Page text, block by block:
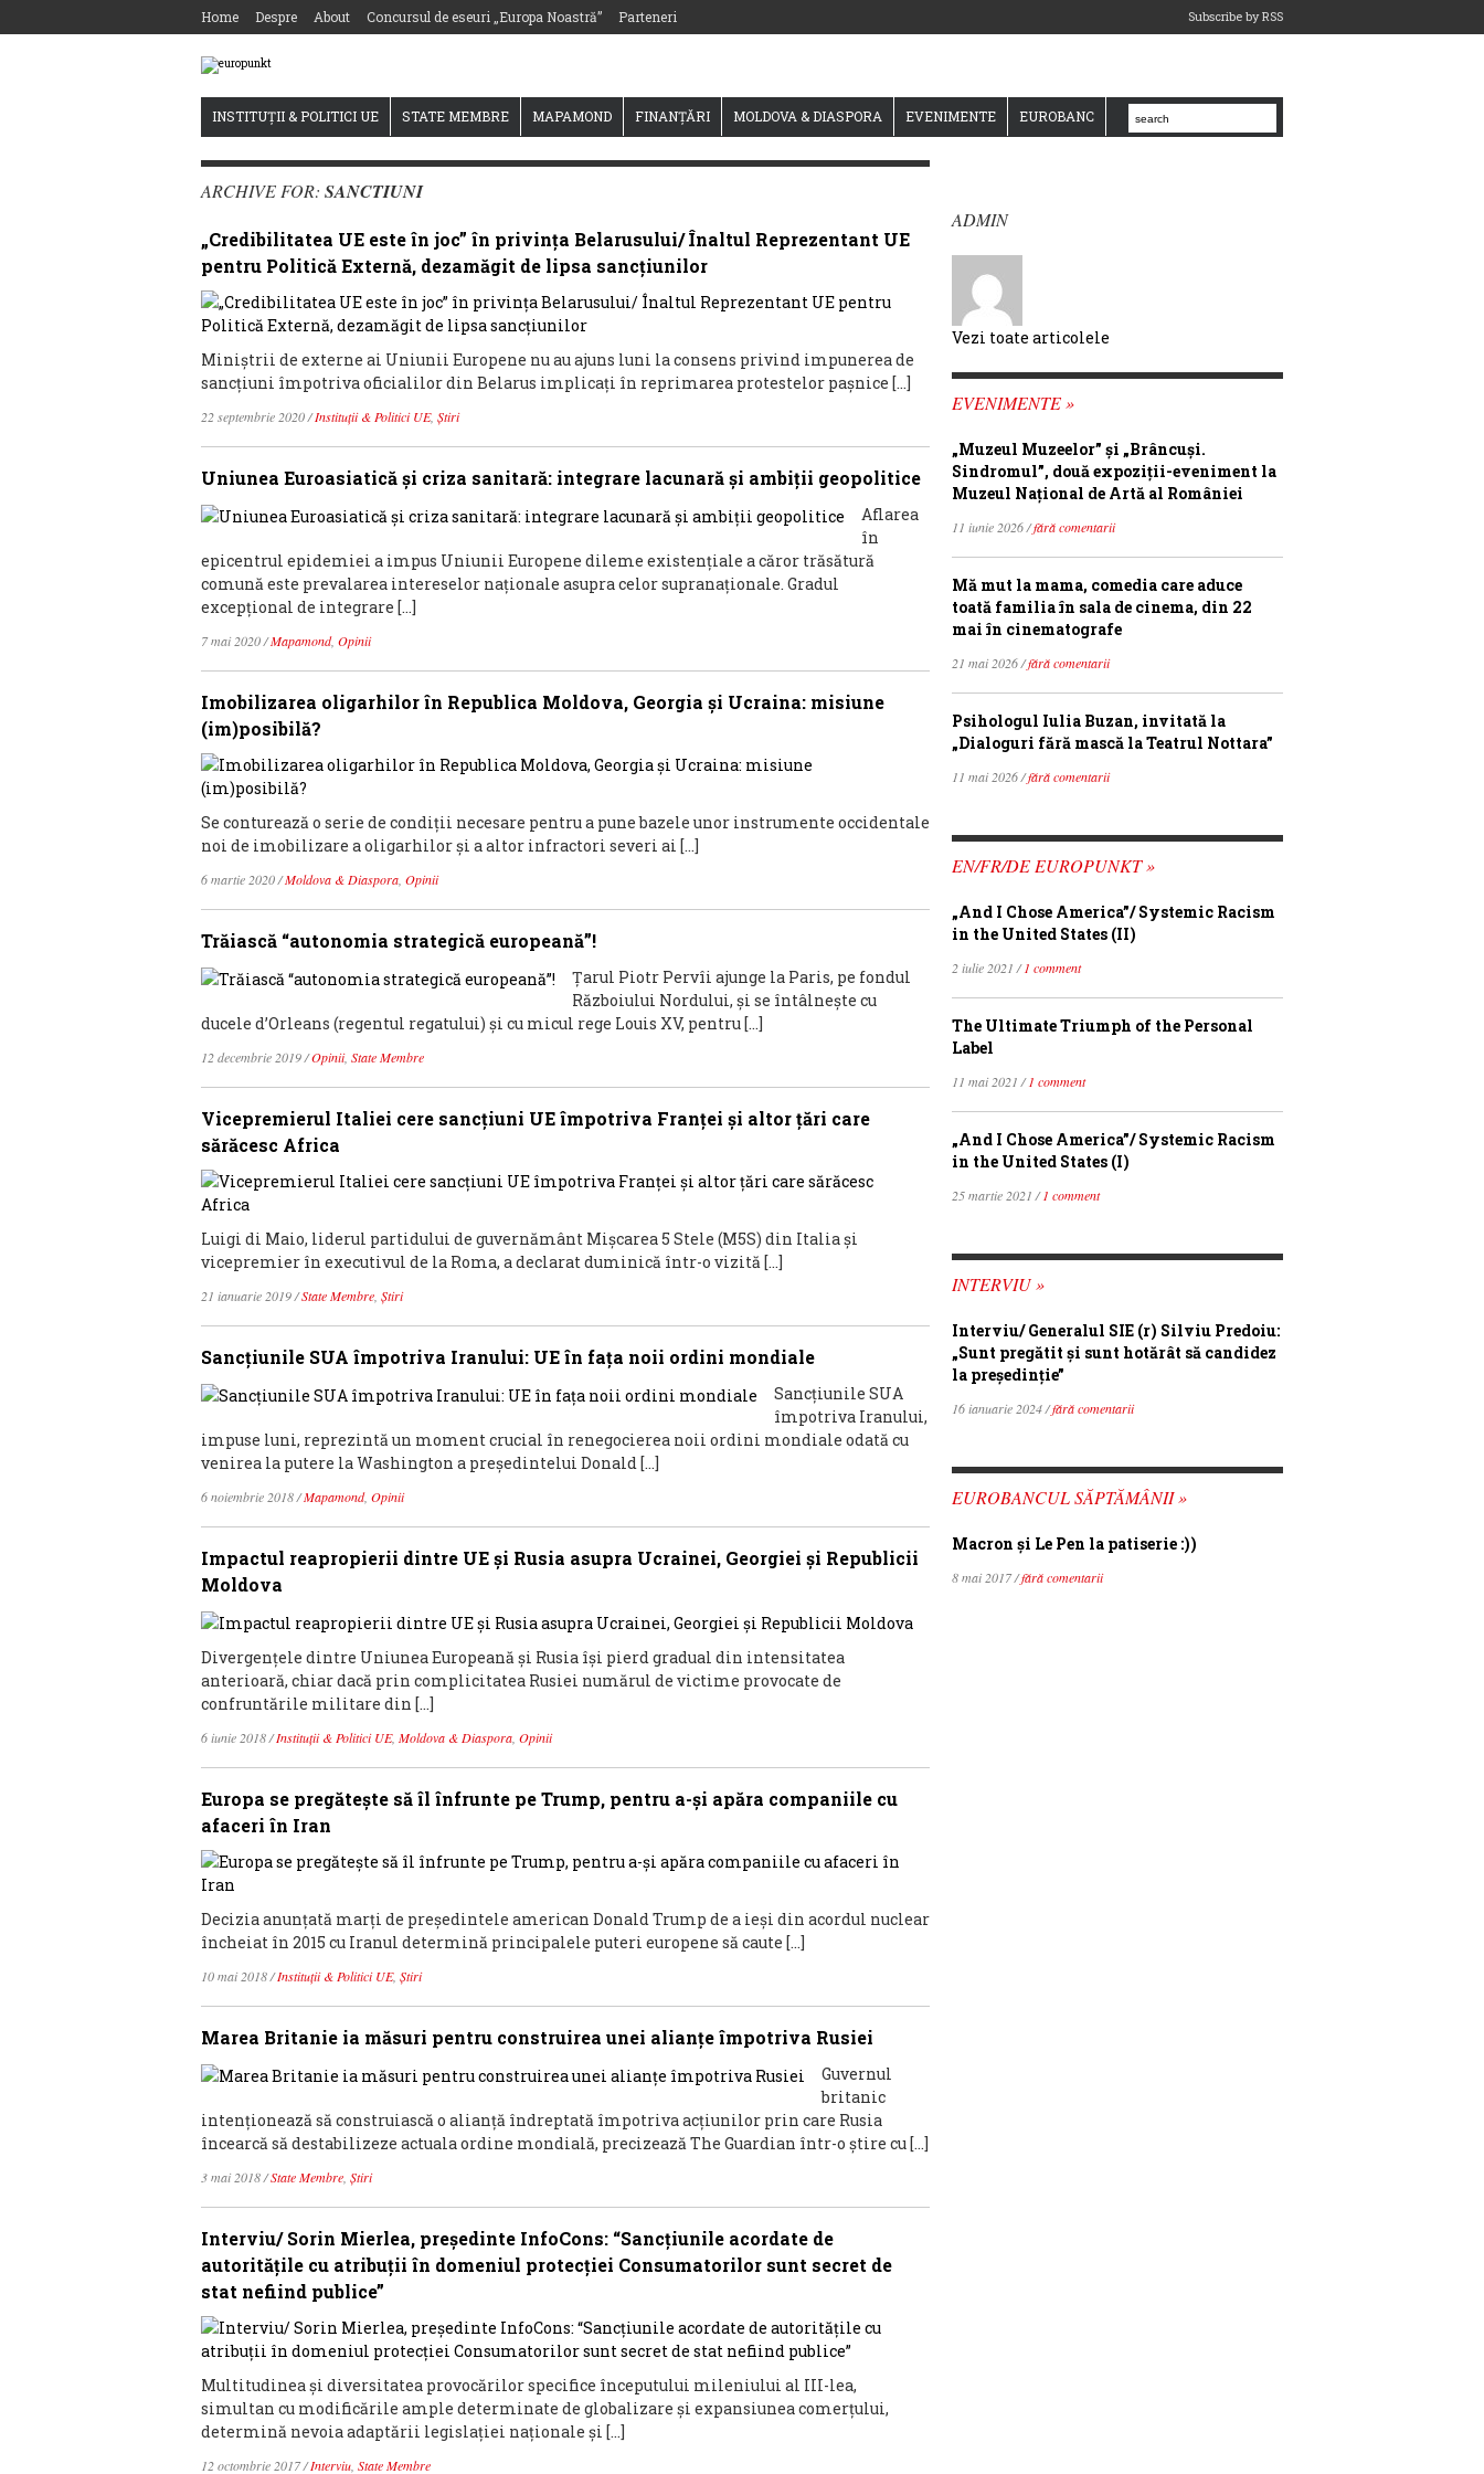
Subscribe by RSS
Home Despre About Concursul de eseuri „Europa Noastră” Parteneri
INSTITUȚII & POLITICI UE STATE MEMBRE MAPAMOND FINANȚĂRI MOLDOVA & DIASPORA EVENIMENTE EUROBANC
ARCHIVE FOR: SANCTIUNI
„Credibilitatea UE este în joc” în privința Belarusului/ Înaltul Reprezentant UE
pentru Politică Externă, dezamăgit de lipsa sancțiunilor
Miniștrii de externe ai Uniunii Europene nu au ajuns luni la consens privind impunerea de
sancțiuni împotriva oficialilor din Belarus implicați în reprimarea protestelor pașnice […]
22 septembrie 2020/Instituții & Politici UE, Știri
Uniunea Euroasiatică și criza sanitară: integrare lacunară și ambiții geopolitice
Aflarea
în
epicentrul epidemiei a impus Uniunii Europene dileme existențiale a căror trăsătură
comună este prevalarea intereselor naționale asupra celor supranaționale. Gradul
excepțional de integrare […]
7 mai 2020/Mapamond, Opinii
Imobilizarea oligarhilor în Republica Moldova, Georgia și Ucraina: misiune
(im)posibilă?
Se conturează o serie de condiții necesare pentru a pune bazele unor instrumente occidentale
noi de imobilizare a oligarhilor și a altor infractori severi ai […]
6 martie 2020/Moldova & Diaspora Opinii
Trăiască “autonomia strategică europeană”!
Țarul Piotr Pervîi ajunge la Paris, pe fondul
Războiului Nordului, și se întâlnește cu
ducele d’Orleans (regentul regatului) și cu micul rege Louis XV, pentru […]
12 decembrie 2019/Opinii, State Membre
Vicepremierul Italiei cere sancţiuni UE împotriva Franţei şi altor ţări care
sărăcesc Africa
Luigi di Maio, liderul partidului de guvernământ Mişcarea 5 Stele (M5S) din Italia şi
vicepremier în executivul de la Roma, a declarat duminică într-o vizită […]
21 ianuarie 2019/State Membre Știri
Sancţiunile SUA împotriva Iranului: UE în faţa noii ordini mondiale
Sancţiunile SUA
împotriva Iranului,
impuse luni, reprezintă un moment crucial în renegocierea noii ordini mondiale odată cu
venirea la putere la Washington a preşedintelui Donald […]
6 noiembrie 2018/Mapamond, Opinii
Impactul reapropierii dintre UE și Rusia asupra Ucrainei, Georgiei și Republicii
Moldova
Divergențele dintre Uniunea Europeană și Rusia își pierd gradual din intensitatea
anterioară, chiar dacă prin complicitatea Rusiei numărul de victime provocate de
confruntările militare din […]
6 iunie 2018/Instituții & Politici UE, Moldova & Diaspora Opinii
Europa se pregăteşte să îl înfrunte pe Trump, pentru a-şi apăra companiile cu
afaceri în Iran
Decizia anunţată marţi de preşedintele american Donald Trump de a ieşi din acordul nuclear
încheiat în 2015 cu Iranul determină principalele puteri europene să caute […]
10 mai 2018/Instituții & Politici UE, Știri
Marea Britanie ia măsuri pentru construirea unei alianţe împotriva Rusiei
Guvernul
britanic
intenţionează să construiască o alianţă îndreptată împotriva acţiunilor prin care Rusia
încearcă să destabilizeze actuala ordine mondială, precizează The Guardian într-o ştire cu […]
3 mai 2018/State Membre Știri
Interviu/ Sorin Mierlea, preşedinte InfoCons: “Sancțiunile acordate de
autoritățile cu atribuții în domeniul protecției Consumatorilor sunt secret de
stat nefiind publice”
Multitudinea și diversitatea provocărilor specifice începutului mileniului al III-lea,
simultan cu modificările ample determinate de globalizare și expansiunea comerţului,
determină nevoia adaptării legislaţiei naţionale şi […]
12 octombrie 2017/Interviu State Membre
ADMIN
Vezi toate articolele
EVENIMENTE »
„Muzeul Muzeelor” și „Brâncuși.
Sindromul”, două expoziții-eveniment la
Muzeul Național de Artă al României
11 iunie 2026 /fără comentarii
Mă mut la mama, comedia care aduce
toată familia în sala de cinema, din 22
mai în cinematografe
21 mai 2026 /fără comentarii
Psihologul Iulia Buzan, invitată la
„Dialoguri fără mască la Teatrul Nottara”
11 mai 2026 /fără comentarii
EN/FR/DE EUROPUNKT »
„And I Chose America”/ Systemic Racism
in the United States (II)
2 iulie 2021 /1 comment
The Ultimate Triumph of the Personal
Label
11 mai 2021 /1 comment
„And I Chose America”/ Systemic Racism
in the United States (I)
25 martie 2021 /1 comment
INTERVIU »
Interviu/ Generalul SIE (r) Silviu Predoiu:
„Sunt pregătit și sunt hotărât să candidez
la președinție”
16 ianuarie 2024 /fără comentarii
EUROBANCUL SĂPTĂMÂNII »
Macron şi Le Pen la patiserie :))
8 mai 2017 /fără comentarii